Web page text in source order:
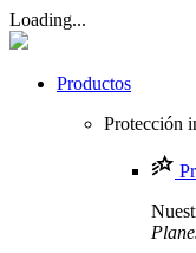
Loading...
Productos
Protección